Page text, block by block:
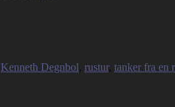
Kenneth Degnbol, rustur, tanker fra en